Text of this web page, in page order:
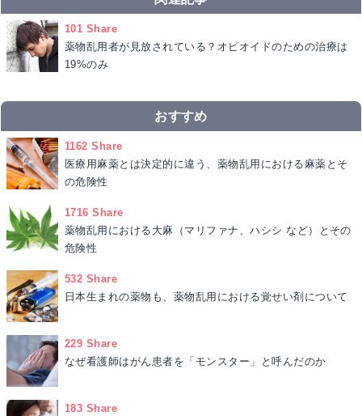
101 Share
薬物乱用者が見放されている？オピオイドのための治療は
19%のみ
おすすめ
1162 Share
医療用麻薬とは決定的に違う、薬物乱用における麻薬とそ
の危険性
1716 Share
薬物乱用における大麻（マリファナ、ハシシ など）とその
危険性
532 Share
日本生まれの薬物も、薬物乱用における覚せい剤について
229 Share
なぜ看護師はがん患者を「モンスター」と呼んだのか
183 Share